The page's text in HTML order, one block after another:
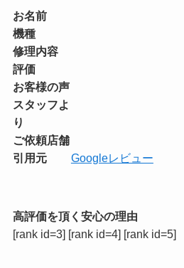
お名前
機種
修理内容
評価
お客様の声
スタッフよ
り
ご依頼店舗
引用元
Googleレビュー
高評価を頂く安心の理由
[rank id=3] [rank id=4] [rank id=5]